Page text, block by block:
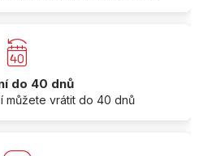
do 40 dnů
můžete vrátit do 40 dnů